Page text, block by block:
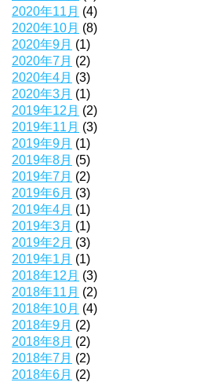
2020年11月 (4)
2020年10月 (8)
2020年9月 (1)
2020年7月 (2)
2020年4月 (3)
2020年3月 (1)
2019年12月 (2)
2019年11月 (3)
2019年9月 (1)
2019年8月 (5)
2019年7月 (2)
2019年6月 (3)
2019年4月 (1)
2019年3月 (1)
2019年2月 (3)
2019年1月 (1)
2018年12月 (3)
2018年11月 (2)
2018年10月 (4)
2018年9月 (2)
2018年8月 (2)
2018年7月 (2)
2018年6月 (2)